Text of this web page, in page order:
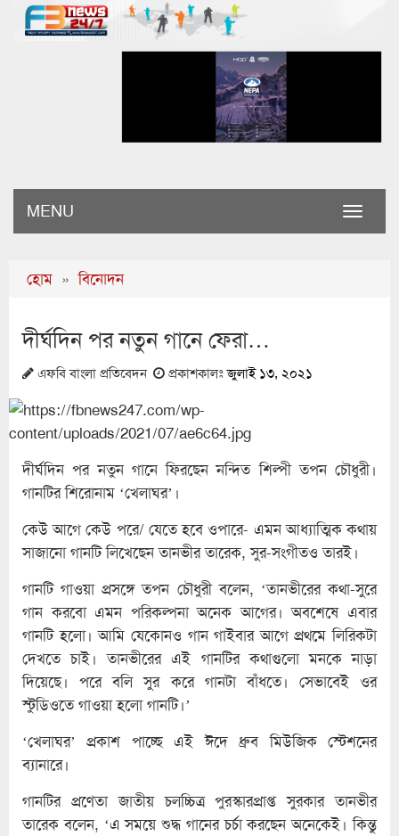
Toggle
MENU
হোম » বিনোদন
দীর্ঘদিন পর নতুন গানে ফেরা…
এফবি বাংলা প্রতিবেদন প্রকাশকালঃজুলাই ১৩, ২০২১
দীর্ঘদিন পর নতুন গানে ফিরছেন নন্দিত শিল্পী তপন চৌধুরী।
গানটির শিরোনাম ‘খেলাঘর’।
কেউ আগে কেউ পরে/ যেতে হবে ওপারে- এমন আধ্যাত্মিক কথায়
সাজানো গানটি লিখেছেন তানভীর তারেক, সুর-সংগীতও তারই।
গানটি গাওয়া প্রসঙ্গে তপন চৌধুরী বলেন, ‘তানভীরের কথা-সুরে
গান করবো এমন পরিকল্পনা অনেক আগের। অবশেষে এবার
গানটি হলো। আমি যেকোনও গান গাইবার আগে প্রথমে লিরিকটা
দেখতে চাই। তানভীরের এই গানটির কথাগুলো মনকে নাড়া
দিয়েছে। পরে বলি সুর করে গানটা বাঁধতে। সেভাবেই ওর
স্টুডিওতে গাওয়া হলো গানটি।’
‘খেলাঘর’ প্রকাশ পাচ্ছে এই ঈদে ধ্রুব মিউজিক স্টেশনের
ব্যানারে।
গানটির প্রণেতা জাতীয় চলচ্চিত্র পুরস্কারপ্রাপ্ত সুরকার তানভীর
তারেক বলেন, ‘এ সময়ে শুদ্ধ গানের চর্চা করছেন অনেকেই। কিন্তু